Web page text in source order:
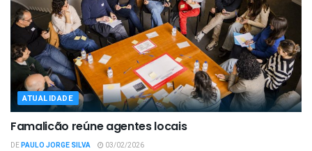
ATUALIDADE
Famalicão reúne agentes locais
DEPAULO JORGE SILVA 03/02/2026